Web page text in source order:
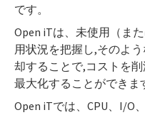
です。
Open iTは、未使用（ま
用状況を把握し,そのよ
却することで,コストを
最大化することができま
Open iTでは、CPU、I/O